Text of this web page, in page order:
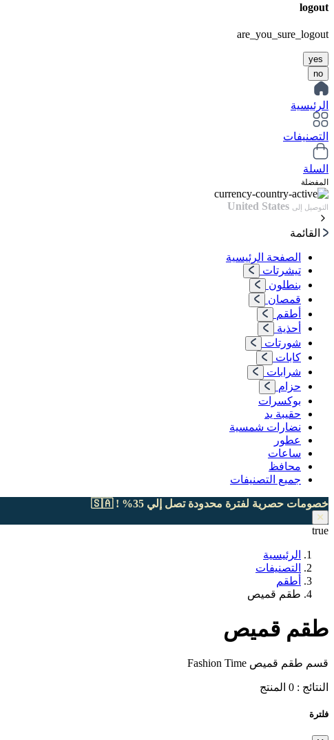
logout
are_you_sure_logout
yes
no
الرئيسية
التصنيفات
السلة
المفضلة
التوصيل إلى United States
القائمة
الصفحة الرئيسية
تيشرتات
بنطلون
قمصان
أطقم
أحذية
شورتات
كابات
شرابات
حزام
بوكسرات
حقيبة يد
نضارات شمسية
عطور
ساعات
محافظ
جميع التصنيفات
خصومات حصرية لفترة محدودة تصل إلي 35% ! 🇸🇦
true
الرئيسية
التصنيفات
أطقم
طقم قميص
طقم قميص
قسم طقم قميص Fashion Time
النتائج : 0 المنتج
فلترة